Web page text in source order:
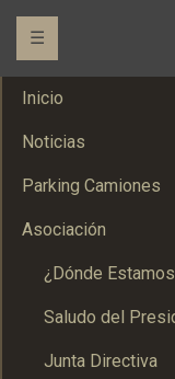
☰
Inicio
Noticias
Parking Camiones
Asociación
¿Dónde
Saludo del
Junta Directiva